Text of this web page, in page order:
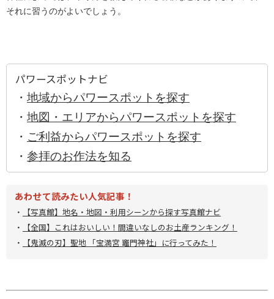
それに習うのがよいでしょう。
パワースポットナビ
・ 地域からパワースポットを探す
・ 地図・エリアからパワースポットを探す
・ ご利益からパワースポットを探す
・ 参拝のお作法を知る
あわせて読みたい人気記事！
・
【写真館】地名・地図・利用シーンから探す写真館ナビ
・
【全国】これはおいしい！間違いなしのお土産ランキング！
・
【鬼滅の刃】聖地 「宝満宮 竈門神社」に行ってみた！